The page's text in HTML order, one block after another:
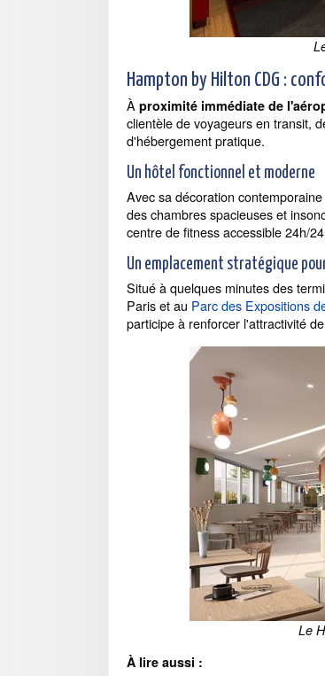
Hampton by Hilton CDG :
À proximité immédiate de
clientèle de voyageurs en transit,
d'hébergement pratique.
Un hôtel fonctionnel et moderne
Avec sa décoration
des chambres spacieuses et
centre de fitness accessible 24h/
Un emplacement stratégique
Situé à quelques minutes des
Paris et au Parc des Expositions
participe à renforcer l'attractivité
Le
À lire aussi :